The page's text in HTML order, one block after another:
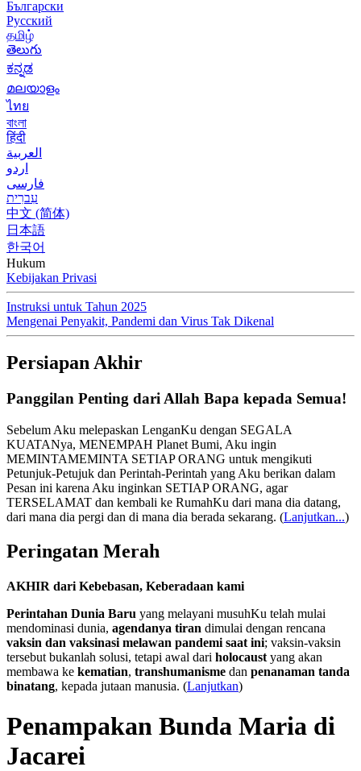
Български
Русский
தமிழ்
తెలుగు
ಕನ್ನಡ
മലയാളം
ไทย
বাংলা
हिंदी
العربية
اردو
فارسی
עִברִית
中文 (简体)
日本語
한국어
Hukum
Kebijakan Privasi
Instruksi untuk Tahun 2025
Mengenai Penyakit, Pandemi dan Virus Tak Dikenal
Persiapan Akhir
Panggilan Penting dari Allah Bapa kepada Semua!
Sebelum Aku melepaskan LenganKu dengan SEGALA
KUATANya, MENEMPAH Planet Bumi, Aku ingin
MEMINTAMEMINTA SETIAP ORANG untuk mengikuti
Petunjuk-Petujuk dan Perintah-Perintah yang Aku berikan dalam
Pesan ini karena Aku inginkan SETIAP ORANG, agar
TERSELAMAT dan kembali ke RumahKu dari mana dia datang,
dari mana dia pergi dan di mana dia berada sekarang. (Lanjutkan...)
Peringatan Merah
AKHIR dari Kebebasan, Keberadaan kami
Perintahan Dunia Baru yang melayani musuhKu telah mulai
mendominasi dunia, agendanya tiran dimulai dengan rencana
vaksin dan vaksinasi melawan pandemi saat ini; vaksin-vaksin
tersebut bukanlah solusi, tetapi awal dari holocaust yang akan
membawa ke kematian, transhumanisme dan penanaman tanda
binatang, kepada jutaan manusia. (Lanjutkan)
Penampakan Bunda Maria di
Jacarei